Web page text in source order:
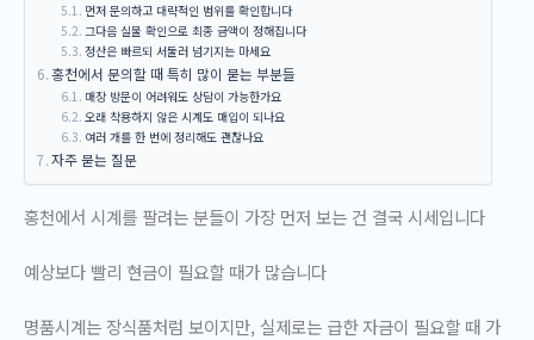
먼저 문의하고 대략적인 범위를 확인합니다
그다음 실물 확인으로 최종 금액이 정해집니다
정산은 빠르되 서둘러 넘기지는 마세요
홍천에서 문의할 때 특히 많이 묻는 부분들
매장 방문이 어려워도 상담이 가능한가요
오래 착용하지 않은 시계도 매입이 되나요
여러 개를 한 번에 정리해도 괜찮나요
자주 묻는 질문
홍천에서 시계를 팔려는 분들이 가장 먼저 보는 건 결국 시세입니다
예상보다 빨리 현금이 필요할 때가 많습니다
명품시계는 장식품처럼 보이지만, 실제로는 급한 자금이 필요할 때 가